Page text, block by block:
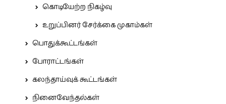
கொடியேற்ற நிகழ்வு
உறுப்பினர் சேர்க்கை முகாம்கள்
பொதுக்கூட்டங்கள்
போராட்டங்கள்
கலந்தாய்வுக் கூட்டங்கள்
நினைவேந்தல்கள்